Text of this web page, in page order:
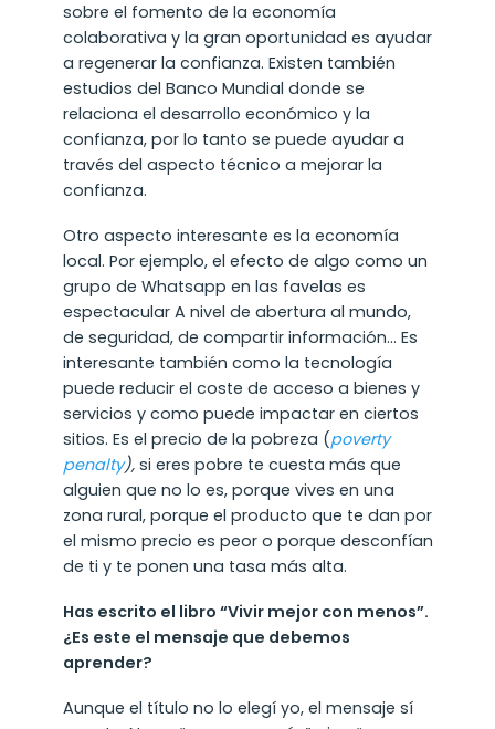
sobre el fomento de la economía
colaborativa y la gran oportunidad es ayudar
a regenerar la confianza. Existen también
estudios del Banco Mundial donde se
relaciona el desarrollo económico y la
confianza, por lo tanto se puede ayudar a
través del aspecto técnico a mejorar la
confianza.
Otro aspecto interesante es la economía
local. Por ejemplo, el efecto de algo como un
grupo de Whatsapp en las favelas es
espectacular A nivel de abertura al mundo,
de seguridad, de compartir información… Es
interesante también como la tecnología
puede reducir el coste de acceso a bienes y
servicios y como puede impactar en ciertos
sitios. Es el precio de la pobreza (poverty
penalty),si eres pobre te cuesta más que
alguien que no lo es, porque vives en una
zona rural, porque el producto que te dan por
el mismo precio es peor o porque desconfían
de ti y te ponen una tasa más alta.
Has escrito el libro “Vivir mejor con menos”.
¿Es este el mensaje que debemos
aprender?
Aunque el título no lo elegí yo, el mensaje sí